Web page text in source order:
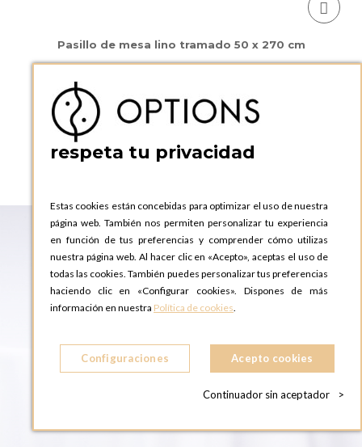
Pasillo de mesa lino tramado 50 x 270 cm
respeta tu privacidad
Estas cookies están concebidas para optimizar el uso de nuestra
página web. También nos permiten personalizar tu experiencia
en función de tus preferencias y comprender cómo utilizas
nuestra página web. Al hacer clic en «Acepto», aceptas el uso de
todas las cookies. También puedes personalizar tus preferencias
haciendo clic en «Configurar cookies». Dispones de más
información en nuestra Política de cookies.
Configuraciones Acepto cookies
Continuador sin aceptador >